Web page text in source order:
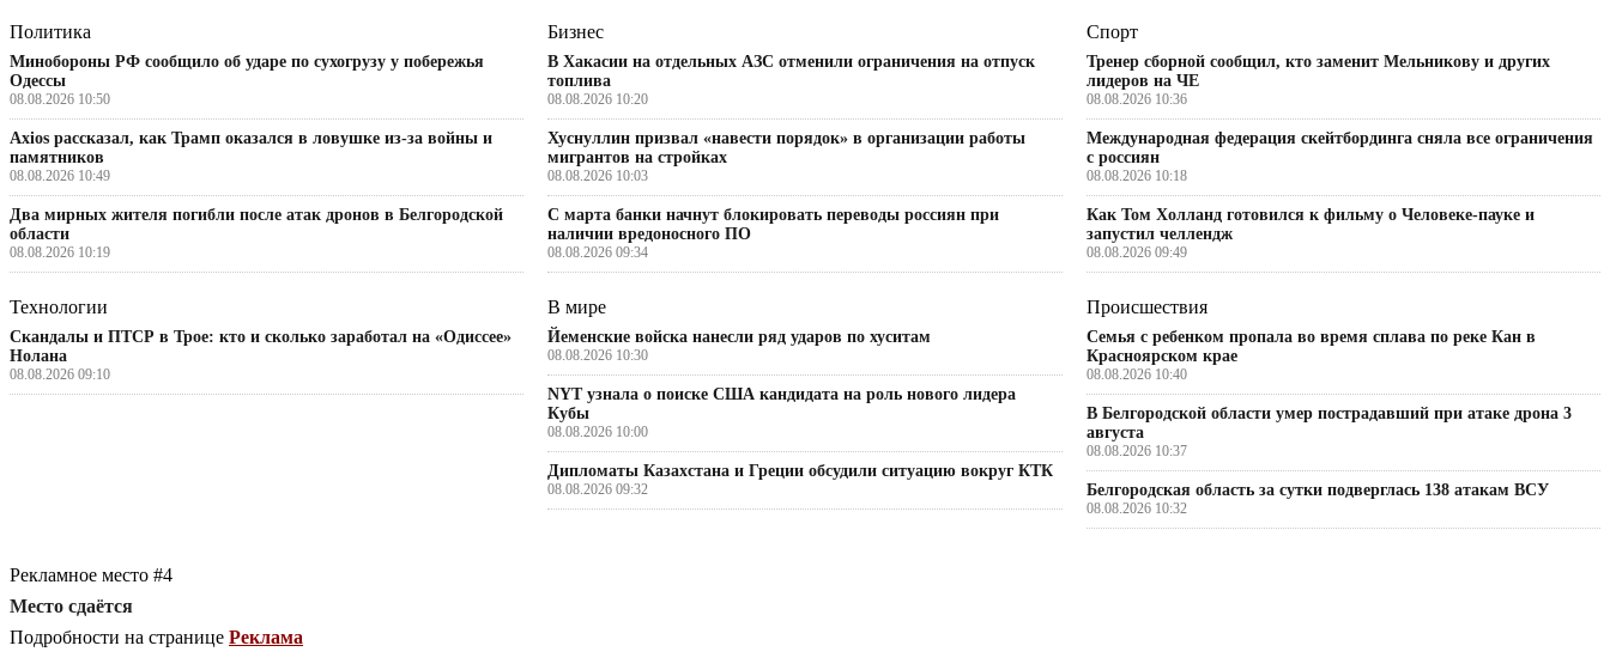
Политика
Минобороны РФ сообщило об ударе по сухогрузу у побережья
Одессы
08.08.2026 10:50
Axios рассказал, как Трамп оказался в ловушке из-за войны и
памятников
08.08.2026 10:49
Два мирных жителя погибли после атак дронов в Белгородской
области
08.08.2026 10:19
Бизнес
В Хакасии на отдельных АЗС отменили ограничения на отпуск
топлива
08.08.2026 10:20
Хуснуллин призвал «навести порядок» в организации работы
мигрантов на стройках
08.08.2026 10:03
С марта банки начнут блокировать переводы россиян при
наличии вредоносного ПО
08.08.2026 09:34
Спорт
Тренер сборной сообщил, кто заменит Мельникову и других
лидеров на ЧЕ
08.08.2026 10:36
Международная федерация скейтбординга сняла все ограничения
с россиян
08.08.2026 10:18
Как Том Холланд готовился к фильму о Человеке-пауке и
запустил челлендж
08.08.2026 09:49
Технологии
Скандалы и ПТСР в Трое: кто и сколько заработал на «Одиссее»
Нолана
08.08.2026 09:10
В мире
Йеменские войска нанесли ряд ударов по хуситам
08.08.2026 10:30
NYT узнала о поиске США кандидата на роль нового лидера
Кубы
08.08.2026 10:00
Дипломаты Казахстана и Греции обсудили ситуацию вокруг КТК
08.08.2026 09:32
Происшествия
Семья с ребенком пропала во время сплава по реке Кан в
Красноярском крае
08.08.2026 10:40
В Белгородской области умер пострадавший при атаке дрона 3
августа
08.08.2026 10:37
Белгородская область за сутки подверглась 138 атакам ВСУ
08.08.2026 10:32
Рекламное место #4
Место сдаётся
Подробности на странице Реклама